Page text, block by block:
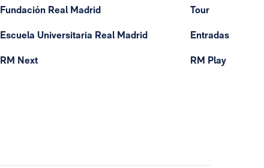
Fundación Real Madrid
Escuela Universitaria Real Madrid
RM Next
Tour
Entradas
RM Play